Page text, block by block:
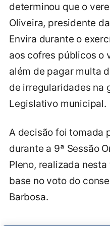
determinou que o
Oliveira, presidente
Envira durante o
aos cofres públicos o
além de pagar multa
de irregularidades na
Legislativo municipal.
A decisão foi tomada
durante a 9ª Sessão
Pleno, realizada
base no voto do
Barbosa.